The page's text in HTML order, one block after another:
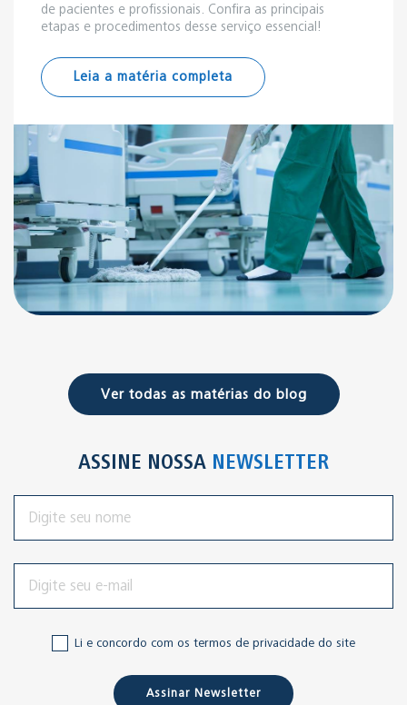
de pacientes e profissionais. Confira as principais
etapas e procedimentos desse serviço essencial!
Leia a matéria completa
Ver todas as matérias do blog
ASSINE NOSSA NEWSLETTER
Li e concordo com os termos de privacidade do site
Assinar Newsletter